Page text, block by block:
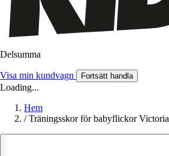
Delsumma
Visa min kundvagn Fortsätt handla
Loading...
Hem
/ Träningsskor för babyflickor Victoria